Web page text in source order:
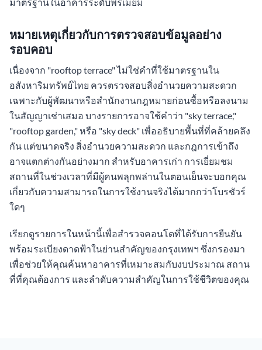
หมายเหตุเกี่ยวกับการตรวจสอบข้อมูลอย่าง
รอบคอบ
เนื่องจาก "rooftop terrace" ไม่ใช่คำที่ใช้มาตรฐานใน
อสังหาริมทรัพย์ไทย ควรตรวจสอบสิ่งอำนวยความสะดวก
เฉพาะกับผู้พัฒนาหรือสำนักงานกฎหมายก่อนซื้อหรือลงนาม
ในสัญญาเช่าเสมอ บางรายการอาจใช้คำว่า "sky terrace,"
"rooftop garden," หรือ "sky deck" เพื่ออธิบายพื้นที่ที่คล้ายคลึง
กัน แต่ขนาดจริง สิ่งอำนวยความสะดวก และกฎการเข้าถึง
อาจแตกต่างกันอย่างมาก สำหรับอาคารเก่า การเยี่ยมชม
สถานที่ในช่วงเวลาที่มีผู้คนพลุกพล่านในตอนเย็นจะบอกคุณ
เกี่ยวกับความสามารถในการใช้งานจริงได้มากกว่าโบรชัวร์
ใดๆ
เรียกดูรายการในหน้านี้เพื่อสำรวจคอนโดที่ได้รับการยืนยัน
พร้อมระเบียงดาดฟ้าในย่านสำคัญของกรุงเทพฯ ซึ่งกรองมา
เพื่อช่วยให้คุณค้นหาอาคารที่เหมาะสมกับงบประมาณ สถาน
ที่ที่คุณต้องการ และลำดับความสำคัญในการใช้ชีวิตของคุณ